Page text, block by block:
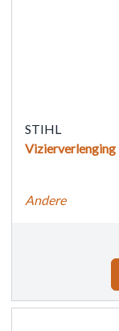
STIHL
Vizierverlenging
Andere